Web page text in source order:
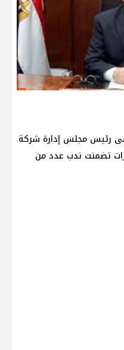
رئيس مجلس إدارة شركة
تضمنت ندب عدد من